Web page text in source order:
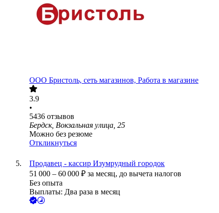
ООО Бристоль, сеть магазинов, Работа в магазине
3.9
•
5436 отзывов
Бердск, Вокзальная улица, 25
Можно без резюме
Откликнуться
Продавец - кассир Изумрудный городок
51 000 – 60 000 ₽ за месяц, до вычета налогов
Без опыта
Выплаты: Два раза в месяц